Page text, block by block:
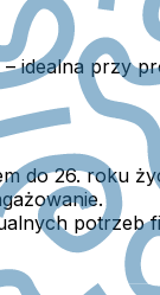
idealna
do 26. roku
potrzeb